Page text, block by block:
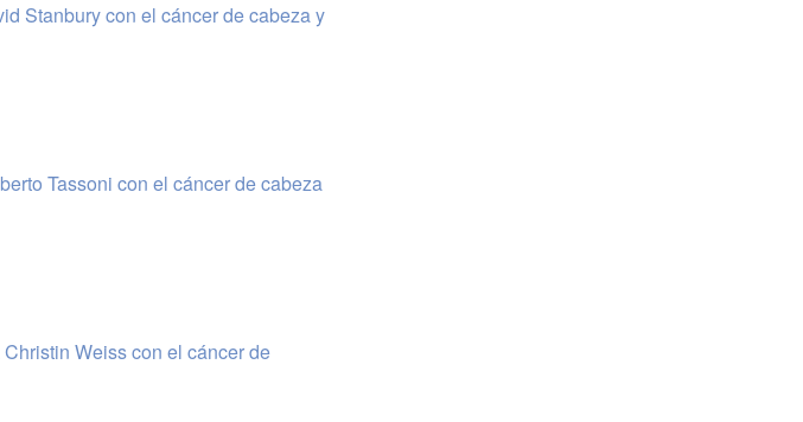
Stanbury con el cáncer de cabeza y
Tassoni con el cáncer de cabeza
Weiss con el cáncer de